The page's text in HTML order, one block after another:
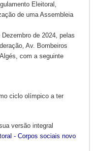
Eleitoral,
de uma Assembleia
de 2024, pelas
Av. Bombeiros
com a seguinte
ciclo olímpico a ter
versão integral
- Corpos sociais novo